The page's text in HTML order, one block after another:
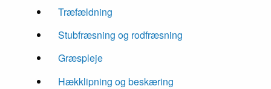
Træfældning
Stubfræsning og rodfræsning
Græspleje
Hækklipning og beskæring